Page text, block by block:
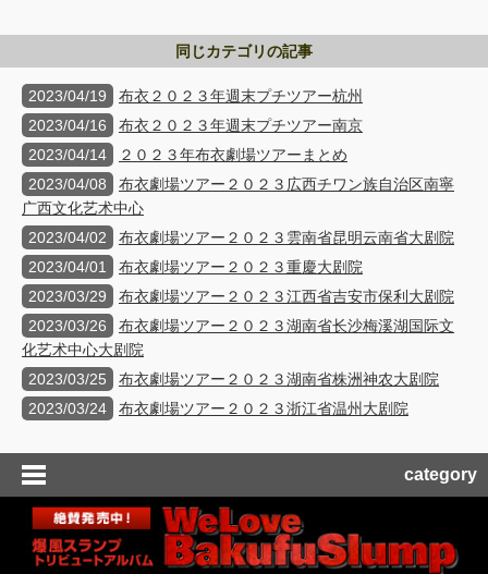
同じカテゴリの記事
2023/04/19
布衣２０２３年週末プチツアー杭州
2023/04/16
布衣２０２３年週末プチツアー南京
2023/04/14
２０２３年布衣劇場ツアーまとめ
2023/04/08
布衣劇場ツアー２０２３広西チワン族自治区南寧
广西文化艺术中心
2023/04/02
布衣劇場ツアー２０２３雲南省昆明云南省大剧院
2023/04/01
布衣劇場ツアー２０２３重慶大剧院
2023/03/29
布衣劇場ツアー２０２３江西省吉安市保利大剧院
2023/03/26
布衣劇場ツアー２０２３湖南省长沙梅溪湖国际文
化艺术中心大剧院
2023/03/25
布衣劇場ツアー２０２３湖南省株洲神农大剧院
2023/03/24
布衣劇場ツアー２０２３浙江省温州大剧院
category